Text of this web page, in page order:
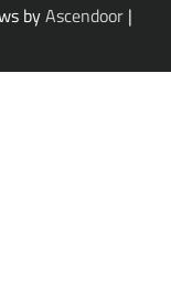
byAscendoor |